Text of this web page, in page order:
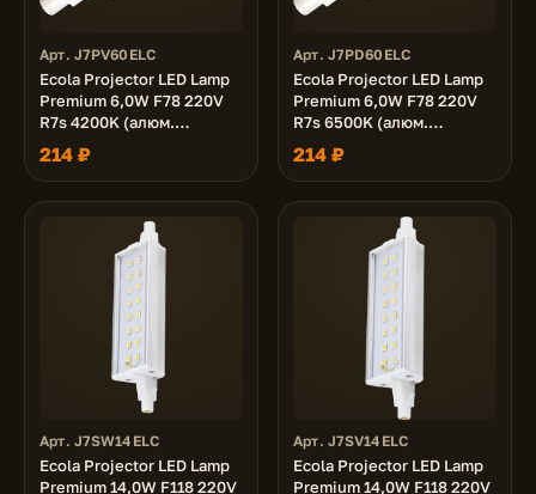
Арт. J7PV60ELC
Ecola Projector LED Lamp
Premium 6,0W F78 220V
R7s 4200K (алюм.
радиатор) 78x20x32
214 ₽
Арт. J7PD60ELC
Ecola Projector LED Lamp
Premium 6,0W F78 220V
R7s 6500K (алюм.
радиатор) 78x20x32
214 ₽
Арт. J7SW14ELC
Ecola Projector LED Lamp
Premium 14,0W F118 220V
Арт. J7SV14ELC
Ecola Projector LED Lamp
Premium 14,0W F118 220V